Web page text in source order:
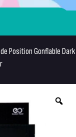
Position Gonflable Dark